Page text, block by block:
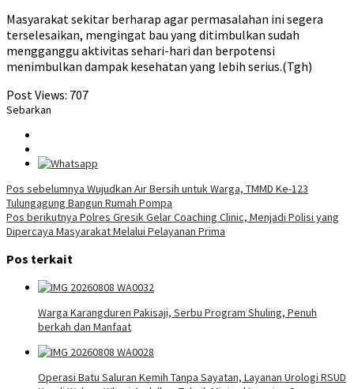
Masyarakat sekitar berharap agar permasalahan ini segera
terselesaikan, mengingat bau yang ditimbulkan sudah
mengganggu aktivitas sehari-hari dan berpotensi
menimbulkan dampak kesehatan yang lebih serius.(Tgh)
Post Views: 707
Sebarkan
Navigasi
pos
Pos sebelumnya Wujudkan Air Bersih untuk Warga, TMMD Ke-123
Tulungagung Bangun Rumah Pompa
Pos berikutnya Polres Gresik Gelar Coaching Clinic, Menjadi Polisi yang
Dipercaya Masyarakat Melalui Pelayanan Prima
Pos terkait
Warga Karangduren Pakisaji, Serbu Program Shuling, Penuh
berkah dan Manfaat
Operasi Batu Saluran Kemih Tanpa Sayatan, Layanan Urologi RSUD